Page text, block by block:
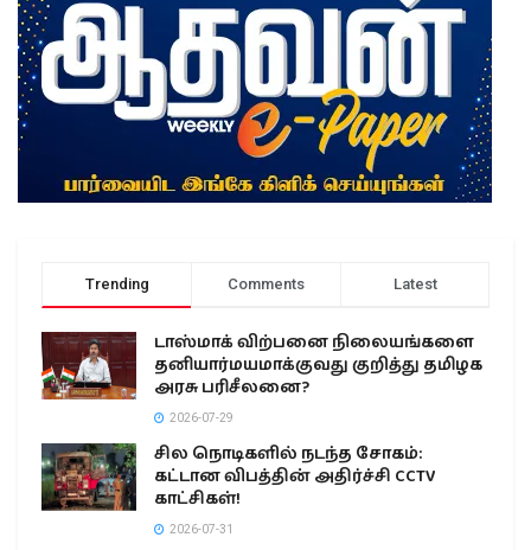
Trending Comments Latest
டாஸ்மாக் விற்பனை நிலையங்களை
தனியார்மயமாக்குவது குறித்து தமிழக
அரசு பரிசீலனை?
2026-07-29
சில நொடிகளில் நடந்த சோகம்:
கட்டான விபத்தின் அதிர்ச்சி CCTV
காட்சிகள்!
2026-07-31